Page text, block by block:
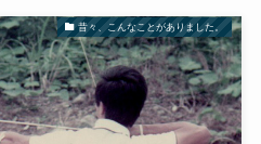
昔々、こんなことがありました。